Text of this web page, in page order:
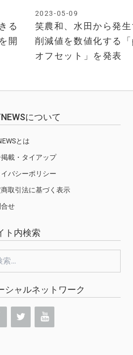
る
開
笑農和、水田から発
削減値を数値化する
オフセット」を発表
2023-05-09
について
とは
載・タイアップ
バシーポリシー
取引法に基づく表示
せ
ト内検索
シャルネットワーク